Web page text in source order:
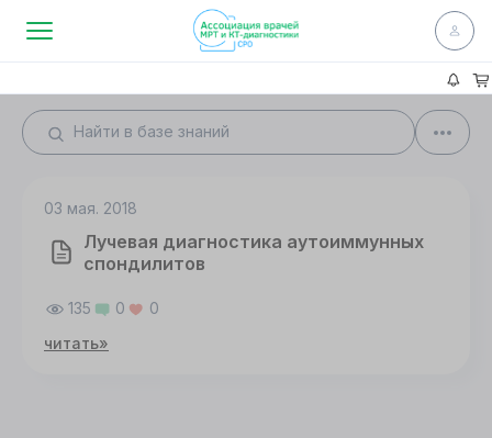
03 мая. 2018
Лучевая диагностика аутоиммунных
спондилитов
135 0
0
читать»